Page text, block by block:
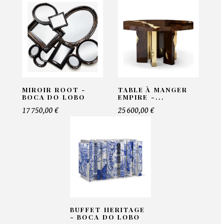
Nom*
Email*
Telephone*
Nombre de produit*
MIROIR ROOT -
BOCA DO LOBO
17 750,00 €
TABLE À MANGER
EMPIRE -...
25 600,00 €
BUFFET HERITAGE
- BOCA DO LOBO